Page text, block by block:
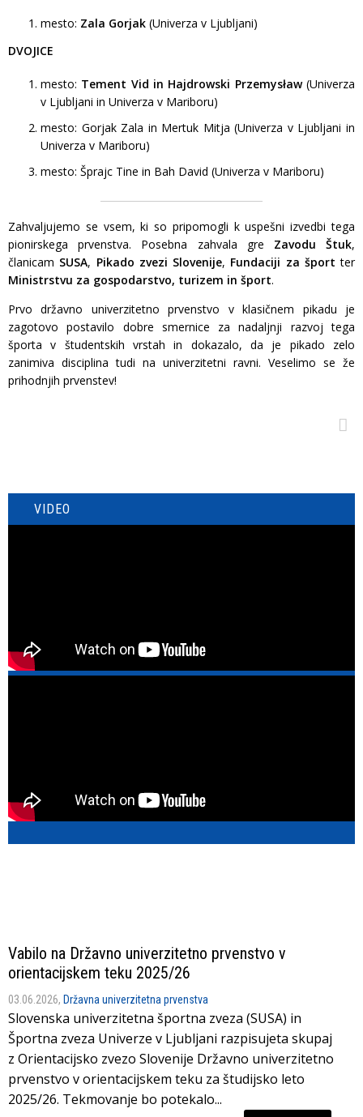
mesto: Zala Gorjak (Univerza v Ljubljani)
DVOJICE
mesto: Tement Vid in Hajdrowski Przemysław(Univerza
v Ljubljani in Univerza v Mariboru)
mesto: Gorjak Zala in Mertuk Mitja (Univerza v Ljubljani in
Univerza v Mariboru)
mesto: Šprajc Tine in Bah David (Univerza v Mariboru)
Zahvaljujemo se vsem, ki so pripomogli k uspešni izvedbi tega
pionirskega prvenstva. Posebna zahvala gre Zavodu Štuk,
članicam SUSA, Pikado zvezi Slovenije, Fundaciji za šport ter
Ministrstvu za gospodarstvo, turizem in šport.
Prvo državno univerzitetno prvenstvo v klasičnem pikadu je
zagotovo postavilo dobre smernice za nadaljnji razvoj tega
športa v študentskih vrstah in dokazalo, da je pikado zelo
zanimiva disciplina tudi na univerzitetni ravni. Veselimo se že
prihodnjih prvenstev!
VIDEO
Vabilo na Državno univerzitetno prvenstvo v
orientacijskem teku 2025/26
03.06.2026, Državna univerzitetna prvenstva
Slovenska univerzitetna športna zveza (SUSA) in
Športna zveza Univerze v Ljubljani razpisujeta skupaj
z Orientacijsko zvezo Slovenije Državno univerzitetno
prvenstvo v orientacijskem teku za študijsko leto
2025/26. Tekmovanje bo potekalo...